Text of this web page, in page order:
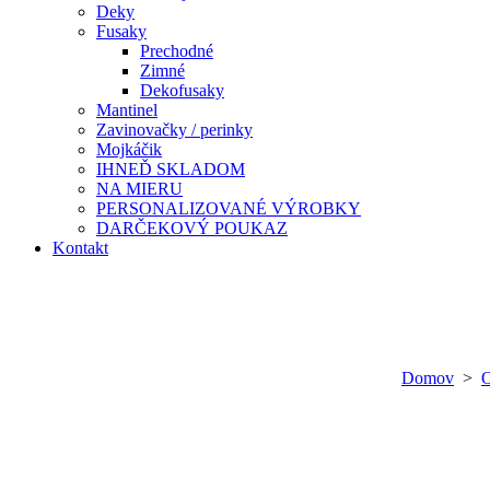
Deky
Fusaky
Prechodné
Zimné
Dekofusaky
Mantinel
Zavinovačky / perinky
Mojkáčik
IHNEĎ SKLADOM
NA MIERU
PERSONALIZOVANÉ VÝROBKY
DARČEKOVÝ POUKAZ
Kontakt
Domov >